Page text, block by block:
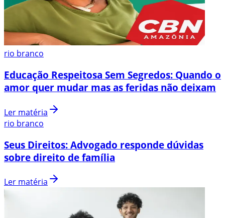
rio branco
Educação Respeitosa Sem Segredos: Quando o
amor quer mudar mas as feridas não deixam
Ler matéria
rio branco
Seus Direitos: Advogado responde dúvidas
sobre direito de família
Ler matéria